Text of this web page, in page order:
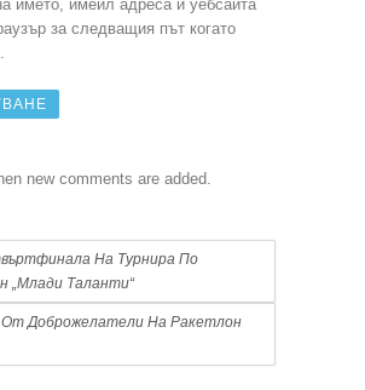
името, имейл адреса и уебсайта
за следващия път когато
new comments are added.
На Турнира По
„Млади Таланти“
Доброжелатели На Ракетлон